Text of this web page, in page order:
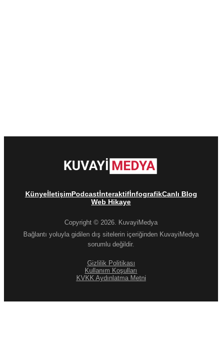
KünyeİletişimPodcastİnteraktifİnfografikCanlı Blog
Web Hikaye
Copyright © 2026. KuvayiMedya
Bağlantı yoluyla gidilen dış sitelerin içeriğinden KuvayiMedya
sorumlu değildir.
Gizlilik Politikası
Kullanım Koşulları
KVKK Aydınlatma Metni